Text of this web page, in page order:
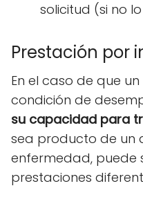
solicitud (si no
Prestación por
En el caso de que
condición de
su capacidad para
sea producto de un
enfermedad, puede
prestaciones